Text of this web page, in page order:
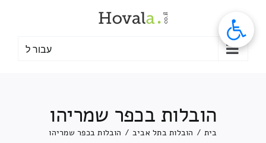
עבור ל
הובלות בכפר שמריהו
בית / הובלות בתל אביב / הובלות בכפר שמריהו